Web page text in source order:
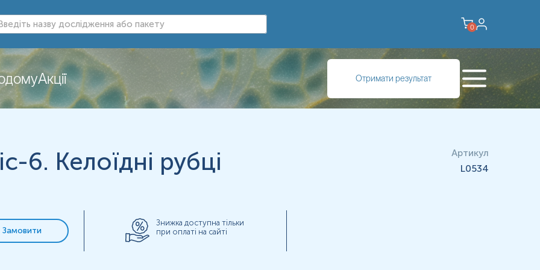
0
Акції Отримати результат
можуть змінюватися у відповідності до зміни тест-систем.
6. Келоїдні рубці
Артикул
L0534
Замовити
Знижка доступна тільки
при оплаті на сайті